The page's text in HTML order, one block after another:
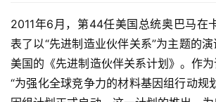
2011年6月，第44任美国总统奥巴马在
表了以“先进制造业伙伴关系”为主题的
美国的《先进制造伙伴关系计划》。作为
“为强化全球竞争力的材料基因组行动规